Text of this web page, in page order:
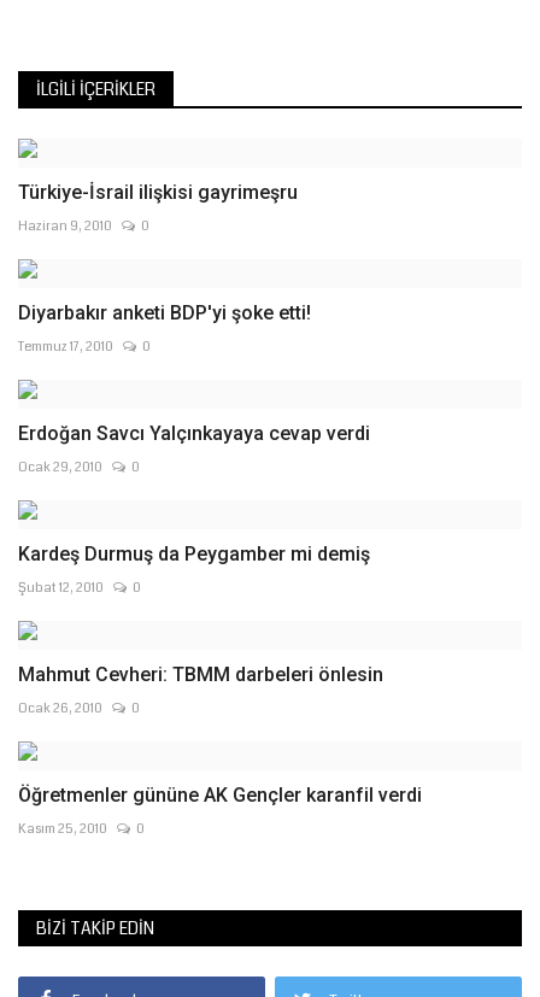
İLGILI İÇERIKLER
Türkiye-İsrail ilişkisi gayrimeşru
Haziran 9, 2010 0
Diyarbakır anketi BDP'yi şoke etti!
Temmuz 17, 2010 0
Erdoğan Savcı Yalçınkayaya cevap verdi
Ocak 29, 2010 0
Kardeş Durmuş da Peygamber mi demiş
Şubat 12, 2010 0
Mahmut Cevheri: TBMM darbeleri önlesin
Ocak 26, 2010 0
Öğretmenler gününe AK Gençler karanfil verdi
Kasım 25, 2010 0
BIZI TAKIP EDIN